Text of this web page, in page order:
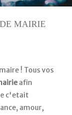
MAIRIE
! Tous vos
afin
c'etait
amour,